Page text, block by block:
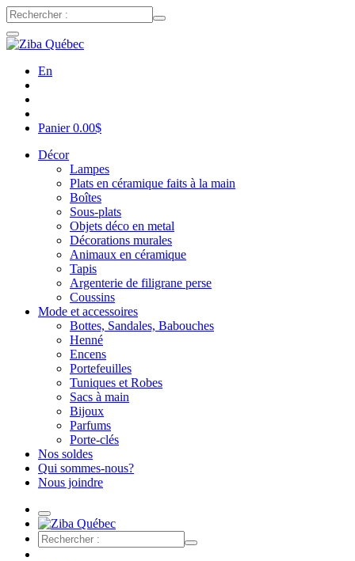
En
Panier0.00$
Décor
Lampes
Plats en céramique faits à la main
Boîtes
Sous-plats
Objets déco en metal
Décorations murales
Animaux en céramique
Tapis
Argenterie de filigrane perse
Coussins
Mode et accessoires
Bottes, Sandales, Babouches
Henné
Encens
Portefeuilles
Tuniques et Robes
Sacs à main
Bijoux
Parfums
Porte-clés
Nos soldes
Qui sommes-nous?
Nous joindre